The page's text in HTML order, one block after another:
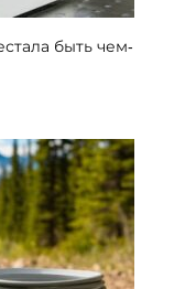
быть чем-